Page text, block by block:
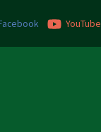
YouTube